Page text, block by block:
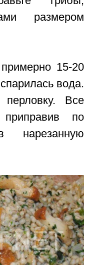
размером
15-20
вода.
Все
приправив по
нарезанную